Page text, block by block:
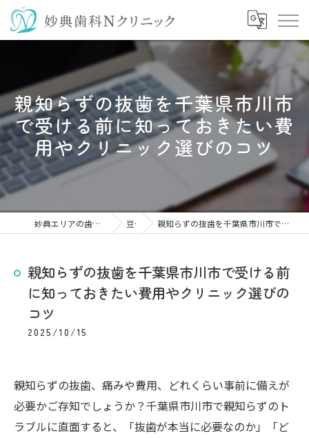
親知らずの抜歯を千葉県市川市
で受ける前に知っておきたい費
用やクリニック選びのコツ
妙典エリアの歯医者なら妙典歯科Nクリニック 豆知識 親知らずの抜歯を千葉県市川市で受ける前に知っておきたい費用やクリニック選びのコツ
親知らずの抜歯を千葉県市川市で受ける前
に知っておきたい費用やクリニック選びの
コツ
2025/10/15
親知らずの抜歯、痛みや費用、どれくらい事前に備えが
必要かご存知でしょうか？千葉県市川市で親知らずのト
ラブルに直面すると、「抜歯が本当に必要なのか」「ど